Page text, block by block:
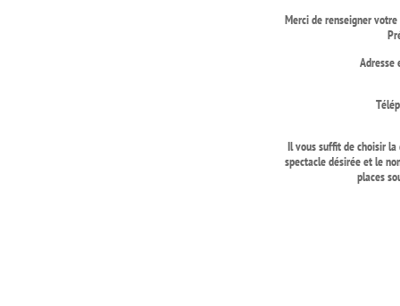
Merci de renseigner
Adresse
Il vous suffit de choisir la
spectacle désirée et le
places